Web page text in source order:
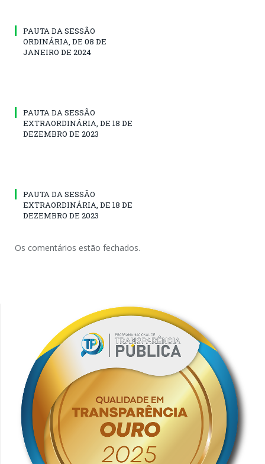
PAUTA DA SESSÃO
ORDINÁRIA, DE 08 DE
JANEIRO DE 2024
PAUTA DA SESSÃO
EXTRAORDINÁRIA, DE 18 DE
DEZEMBRO DE 2023
PAUTA DA SESSÃO
EXTRAORDINÁRIA, DE 18 DE
DEZEMBRO DE 2023
Os comentários estão fechados.